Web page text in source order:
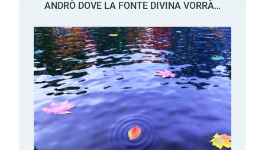
ANDRÒ DOVE LA FONTE DIVINA VORRÀ…